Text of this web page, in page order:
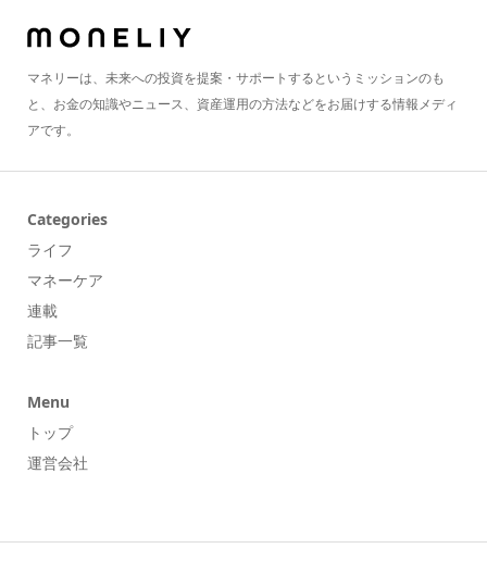
マネリーは、未来への投資を提案・サポートするというミッションのも
と、お金の知識やニュース、資産運用の方法などをお届けする情報メディ
アです。
Categories
ライフ
マネーケア
連載
記事一覧
Menu
トップ
運営会社